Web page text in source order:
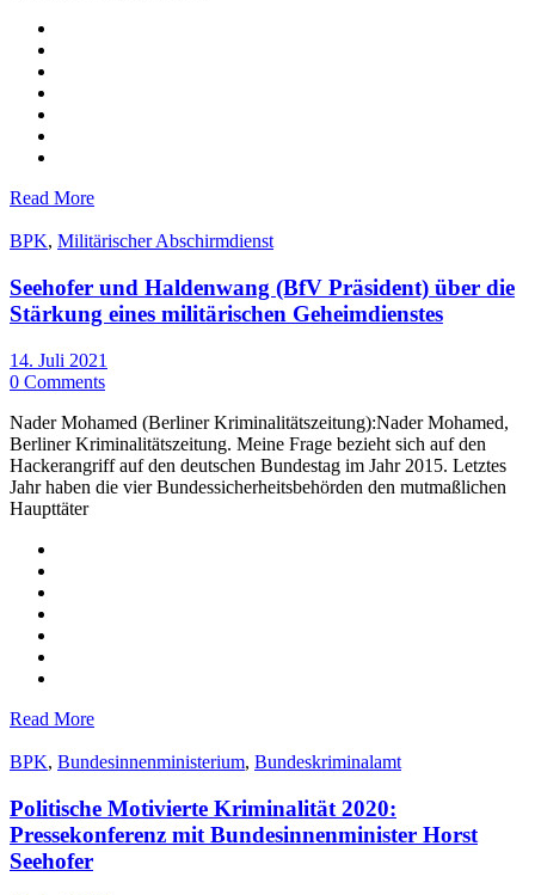
Read More
BPK, Militärischer Abschirmdienst
Seehofer und Haldenwang (BfV Präsident) über die
Stärkung eines militärischen Geheimdienstes
14. Juli 2021
0 Comments
Nader Mohamed (Berliner Kriminalitätszeitung):Nader Mohamed,
Berliner Kriminalitätszeitung. Meine Frage bezieht sich auf den
Hackerangriff auf den deutschen Bundestag im Jahr 2015. Letztes
Jahr haben die vier Bundessicherheitsbehörden den mutmaßlichen
Haupttäter
Read More
BPK, Bundesinnenministerium, Bundeskriminalamt
Politische Motivierte Kriminalität 2020:
Pressekonferenz mit Bundesinnenminister Horst
Seehofer